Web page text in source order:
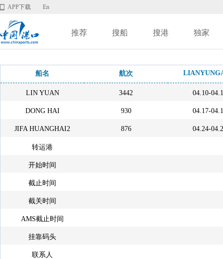
APP下载 En
推荐 搜船 搜港 独家
船名 航次
LIN YUAN 3442 04.10-
DONG HAI 930 04.17-
JIFA HUANGHAI2 876 04.24-
转运港
开始时间
截止时间
截关时间
AMS截止时间
挂靠码头
联系人